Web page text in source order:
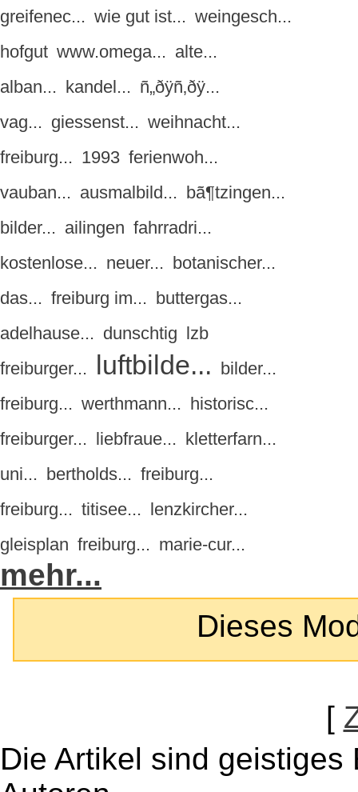
greifenec... wie gut ist... weingesch...
hofgut www.omega... alte...
alban... kandel... ñ„ðÿñ‚ðÿ...
vag... giessenst... weihnacht...
freiburg... 1993 ferienwoh...
vauban... ausmalbild... bã¶tzingen...
bilder... ailingen fahrradri...
kostenlose... neuer... botanischer...
das... freiburg im... buttergas...
adelhause... dunschtig lzb
freiburger... luftbilde... bilder...
freiburg... werthmann... historisc...
freiburger... liebfraue... kletterfarn...
uni... bertholds... freiburg...
freiburg... titisee... lenzkircher...
gleisplan freiburg... marie-cur...
mehr...
Dieses
[
Die Artikel sind